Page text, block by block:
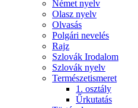
Német nyelv
Olasz nyelv
Olvasás
Polgári nevelés
Rajz
Szlovák Irodalom
Szlovák nyelv
Természetismeret
1. osztály
Űrkutatás